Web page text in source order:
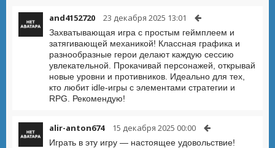
and4152720 23 декабря 2025 13:01
Захватывающая игра с простым геймплеем и
затягивающей механикой! Классная графика и
разнообразные герои делают каждую сессию
увлекательной. Прокачивай персонажей, открывай
новые уровни и противников. Идеально для тех,
кто любит idle-игры с элементами стратегии и
RPG. Рекомендую!
alir-anton674 15 декабря 2025 00:00
Играть в эту игру — настоящее удовольствие!